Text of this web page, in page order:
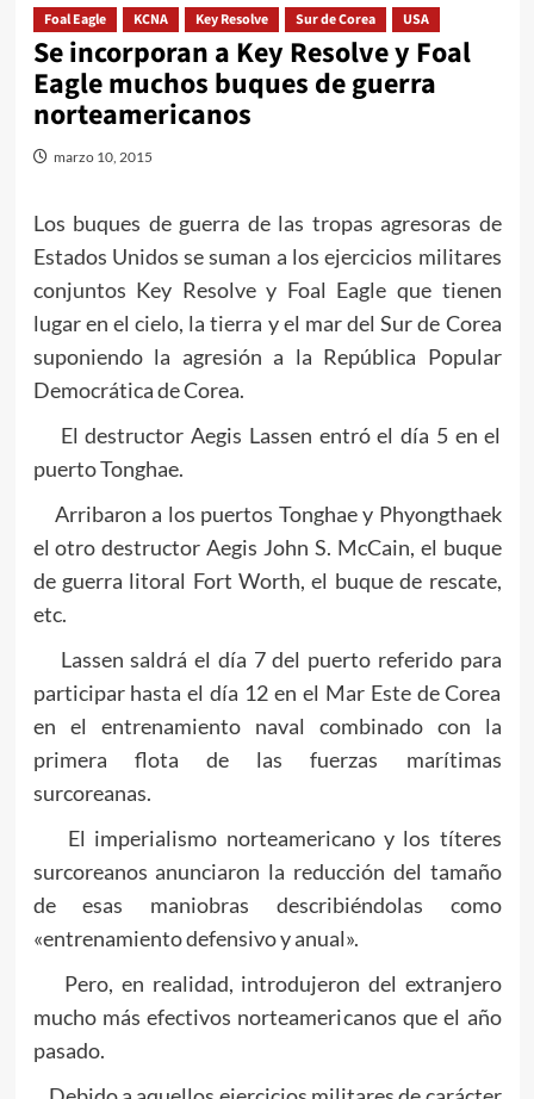
Foal Eagle KCNA Key Resolve Sur de Corea USA
Se incorporan a Key Resolve y Foal
Eagle muchos buques de guerra
norteamericanos
marzo 10, 2015
Los buques de guerra de las tropas agresoras de
Estados Unidos se suman a los ejercicios militares
conjuntos Key Resolve y Foal Eagle que tienen
lugar en el cielo, la tierra y el mar del Sur de Corea
suponiendo la agresión a la República Popular
Democrática de Corea.
El destructor Aegis Lassen entró el día 5 en el
puerto Tonghae.
Arribaron a los puertos Tonghae y Phyongthaek
el otro destructor Aegis John S. McCain, el buque
de guerra litoral Fort Worth, el buque de rescate,
etc.
Lassen saldrá el día 7 del puerto referido para
participar hasta el día 12 en el Mar Este de Corea
en el entrenamiento naval combinado con la
primera flota de las fuerzas marítimas
surcoreanas.
El imperialismo norteamericano y los títeres
surcoreanos anunciaron la reducción del tamaño
de esas maniobras describiéndolas como
«entrenamiento defensivo y anual».
Pero, en realidad, introdujeron del extranjero
mucho más efectivos norteamericanos que el año
pasado.